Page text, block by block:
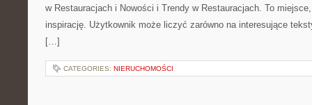
w Restauracjach i Nowości i Trendy w Restauracjach. To
inspirację. Użytkownik może liczyć zarówno na interesujące
[…]
CATEGORIES: NIERUCHOMOŚCI